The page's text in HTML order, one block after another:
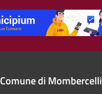
Comune di Mombercelli